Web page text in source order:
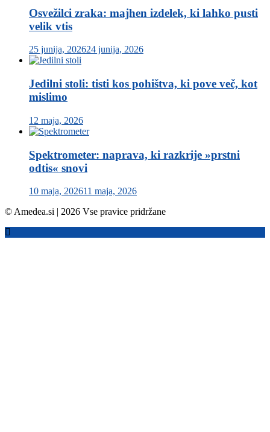
Osvežilci zraka: majhen izdelek, ki lahko pusti
velik vtis
25 junija, 202624 junija, 2026
Jedilni stoli: tisti kos pohištva, ki pove več, kot
mislimo
12 maja, 2026
Spektrometer: naprava, ki razkrije »prstni
odtis« snovi
10 maja, 202611 maja, 2026
© Amedea.si | 2026 Vse pravice pridržane